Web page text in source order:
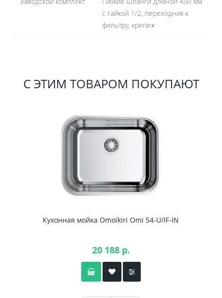
с гайкой 1/2, переходник к
фильтру, крепеж
С ЭТИМ ТОВАРОМ ПОКУПАЮТ
Кухонная мойка Omoikiri Omi 54-U/IF-IN
20 188 р.